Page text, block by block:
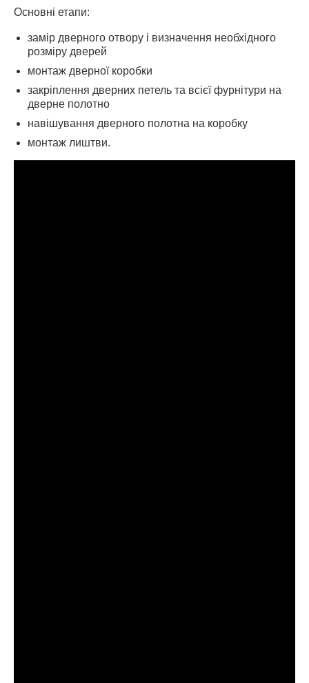
Основні етапи:
замір дверного отвору і визначення необхідного
розміру дверей
монтаж дверної коробки
закріплення дверних петель та всієї фурнітури на
дверне полотно
навішування дверного полотна на коробку
монтаж лиштви.